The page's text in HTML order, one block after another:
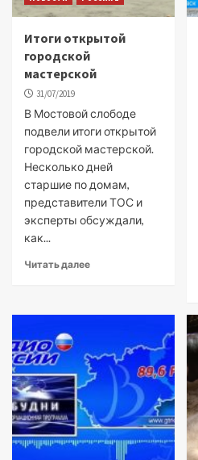
Итоги открытой
городской
мастерской
31/07/2019
В Мостовой слободе
подвели итоги открытой
городской мастерской.
Несколько дней
старшие по домам,
представители ТОС и
эксперты обсуждали,
как...
Читать далее